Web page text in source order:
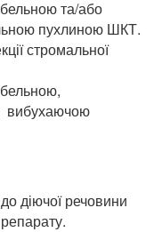
та/або
пухлиною ШКТ.
стромальної
вибухаючою
діючої речовини